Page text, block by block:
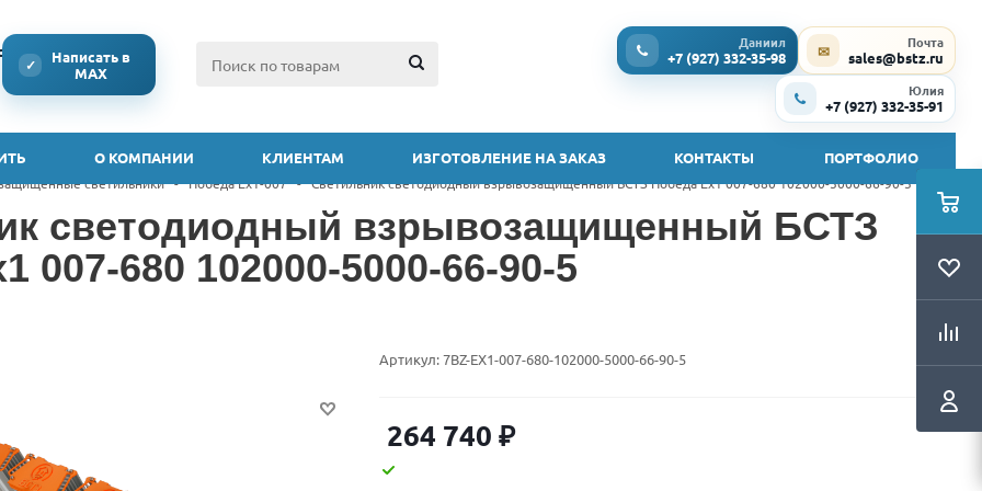
✓
Написать в
MAX
Даниил
+7 (927) 332-35-98 ✉ Почта
sales@bstz.ru
Юлия
+7 (927) 332-35-91
О КОМПАНИИ КЛИЕНТАМ ИЗГОТОВЛЕНИЕ НА ЗАКАЗ КОНТАКТЫ ПОРТФОЛИО
светильники - Победа Ex1-007 - Светильник светодиодный взрывозащищенный БСТЗ Победа Ex1 007-680 102000-5000-66-90-5
светодиодный взрывозащищенный БСТЗ
007-680 102000-5000-66-90-5
Артикул:7BZ-EX1-007-680-102000-5000-66-90-5
264 740 ₽